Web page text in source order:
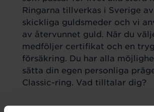
Ringarna tillverkas i Sverige
skickliga guldsmeder och vi
av återvunnet guld. När du
medföljer certifikat och en
försäkring. Du har alla
sätta din egen personliga
Classic-ring. Vad tilltalar dig?